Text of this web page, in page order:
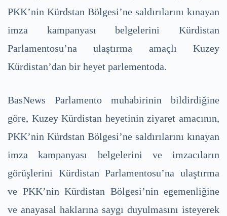
PKK’nin Kürdstan Bölgesi’ne saldırılarını kınayan
imza kampanyası belgelerini Kürdistan
Parlamentosu’na ulaştırma amaçlı Kuzey
Kürdistan’dan bir heyet parlementoda.
BasNews Parlamento muhabirinin bildirdiğine
göre, Kuzey Kürdistan heyetinin ziyaret amacının,
PKK’nin Kürdstan Bölgesi’ne saldırılarını kınayan
imza kampanyası belgelerini ve imzacıların
görüşlerini Kürdistan Parlamentosu’na ulaştırma
ve PKK’nin Kürdistan Bölgesi’nin egemenliğine
ve anayasal haklarına saygı duyulmasını isteyerek